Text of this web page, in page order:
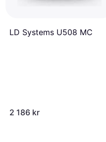
LD Systems U508 MC
2 186 kr